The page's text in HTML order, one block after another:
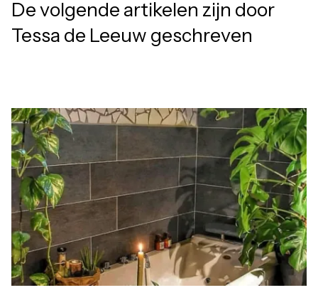
De volgende artikelen zijn door
Tessa de Leeuw geschreven